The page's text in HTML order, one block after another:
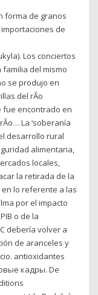
forma de granos
de
Los conciertos
familia del mismo
se produjo en
del rĂ­o
fue encontrado en
La ‘soberanía
desarrollo rural
alimentaria,
locales,
la retirada de la
lo referente a las
por el impacto
o de la
debería volver a
de aranceles y
antioxidantes
кадры. De